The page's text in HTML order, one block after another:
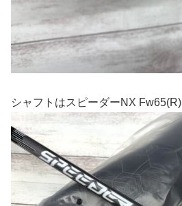
シャフトはスピーダーNX Fw65(R)